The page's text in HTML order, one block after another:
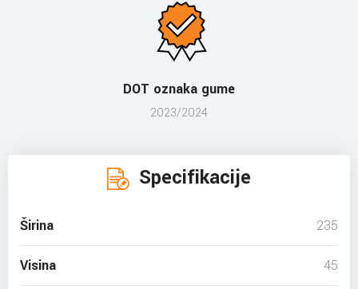
DOT oznaka gume
2023/2024
Specifikacije
Širina 235
Visina 45